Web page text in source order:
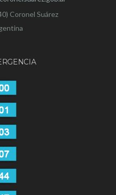
Coronel Suárez